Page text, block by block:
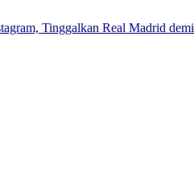
Tinggalkan Real Madrid demi